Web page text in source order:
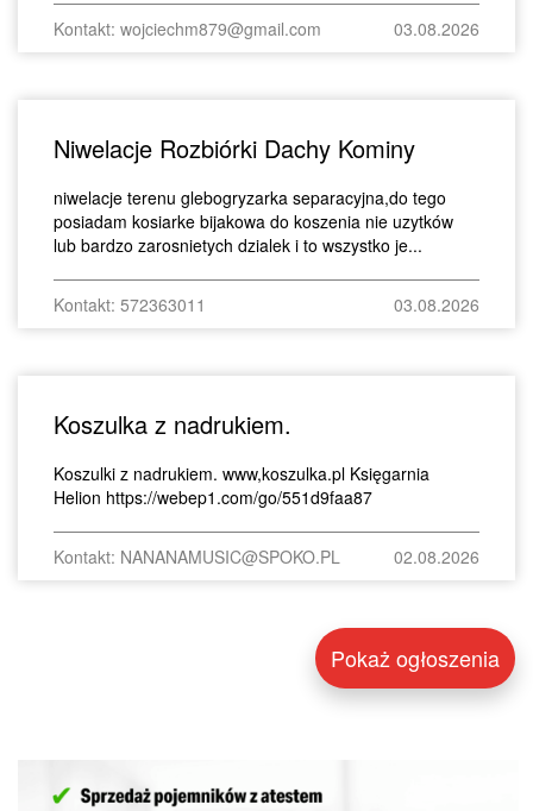
Kontakt: wojciechm879@gmail.com 03.08.2026
Niwelacje Rozbiórki Dachy Kominy
niwelacje terenu glebogryzarka separacyjna,do tego
posiadam kosiarke bijakowa do koszenia nie uzytków
lub bardzo zarosnietych dzialek i to wszystko je...
Kontakt: 572363011 03.08.2026
Koszulka z nadrukiem.
Koszulki z nadrukiem. www,koszulka.pl Księgarnia
Helion https://webep1.com/go/551d9faa87
Kontakt: NANANAMUSIC@SPOKO.PL 02.08.2026
Pokaż ogłoszenia